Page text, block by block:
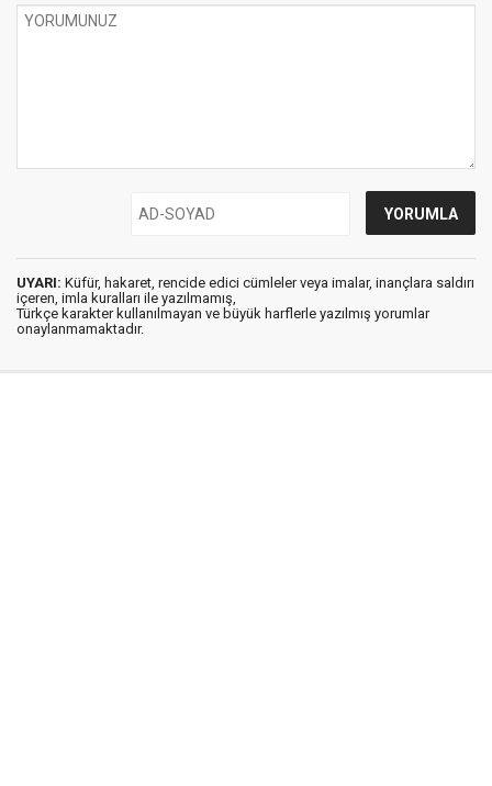
UYARI: Küfür, hakaret, rencide edici cümleler veya imalar, inançlara saldırı
içeren, imla kuralları ile yazılmamış,
Türkçe karakter kullanılmayan ve büyük harflerle yazılmış yorumlar
onaylanmamaktadır.